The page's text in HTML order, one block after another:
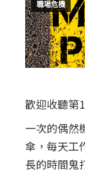
職場危機
歡迎收聽第
一次的偶然
傘，每天工
長的時間鬼